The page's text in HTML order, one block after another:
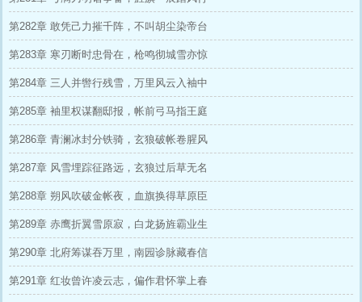
第282章 敢凭己力摧千阵，不叫胡尘染帝台
第283章 寒刃断时忠骨在，枪鸣彻城雪亦惊
第284章 三人并辔行残雪，万里风云入袖中
第285章 袖里权谋翻邸报，帐前弓马指王庭
第286章 青澜冰封分铁骑，玄狼破帐卷腥风
第287章 风雪埋踪征路远，玄狼过后草无名
第288章 朔风吹破金帐夜，血旗换得草原臣
第289章 赤鹰折翼雪原寂，白龙扬旌霸业生
第290章 北府筹谋吞万里，南园诊脉藏春信
第291章 红妆曾许凌云志，偏作君怀掌上春